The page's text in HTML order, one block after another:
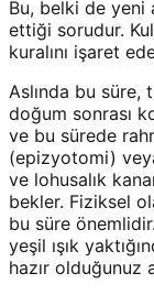
Bu, belki de yeni
ettiği sorudur.
kuralını işaret
Aslında bu süre,
doğum sonrası
ve bu sürede
(epizyotomi)
ve lohusalık
bekler. Fiziksel
bu süre
yeşil ışık
hazır olduğunuz